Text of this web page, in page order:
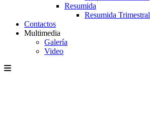
Resumida
Resumida Trimestral
Contactos
Multimedia
Galería
Video